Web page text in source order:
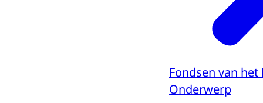
Fondsen van het
Onderwerp